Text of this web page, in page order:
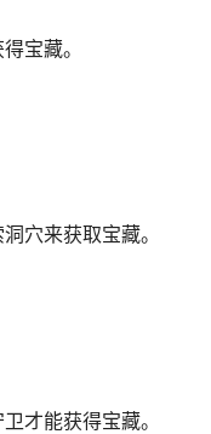
宝藏。
穴来获取宝藏。
才能获得宝藏。